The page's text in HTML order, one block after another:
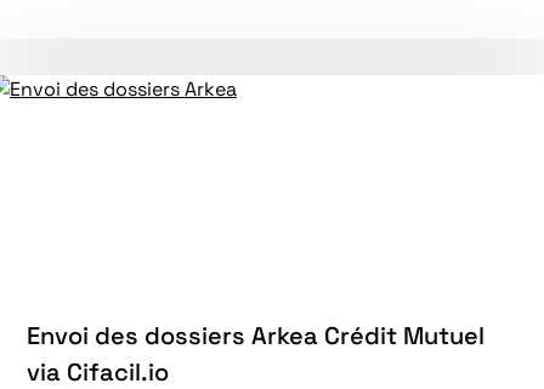
Envoi des dossiers Arkea Crédit Mutuel
via Cifacil.io